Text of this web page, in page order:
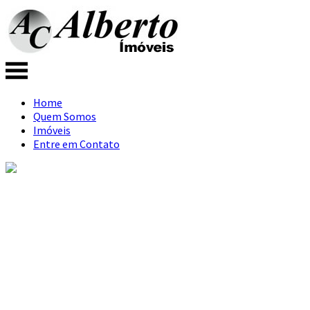
Home
Quem Somos
Imóveis
Entre em Contato